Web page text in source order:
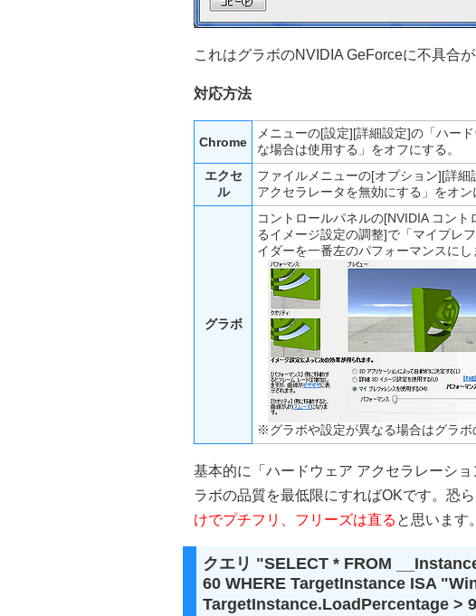
これはグラボのNVIDIA GeForceに不具合
対応方法
Chrome
メニューの[設定][詳細設定]の「ハー
な場合は使用する」をオフにする。
エクセ
ル
ファイルメニューの[オプション][詳
アクセラレータを無効にする」をオン
グラボ
コントロールパネルの[NVIDIA コン
るイメージ設定の調整]で「マイプレ
イダーを一番左のパフォーマンスにし
※グラボや設定が異なる場合はグラボ
基本的に「ハードウェア アクセラレーシ
ラボの品質を最低限にすればOKです。恐
けでプチフリ、フリーズは直る と思います。
クエリ "SELECT * FROM
60 WHERE TargetInstance ISA
TargetInstance.LoadPercentage >